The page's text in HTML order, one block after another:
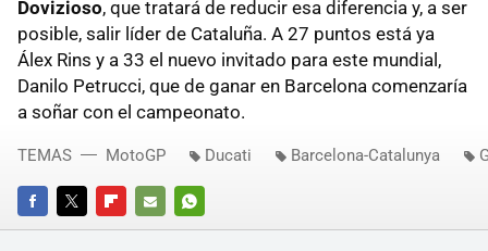
Dovizioso, que tratará de reducir esa diferencia y, a ser
posible, salir líder de Cataluña. A 27 puntos está ya
Álex Rins y a 33 el nuevo invitado para este mundial,
Danilo Petrucci, que de ganar en Barcelona comenzaría
a soñar con el campeonato.
FACEBOOKTWITTERFLIPBOARD
E-
WHATSAPP
TEMAS MotoGP Ducati Barcelona-Catalunya